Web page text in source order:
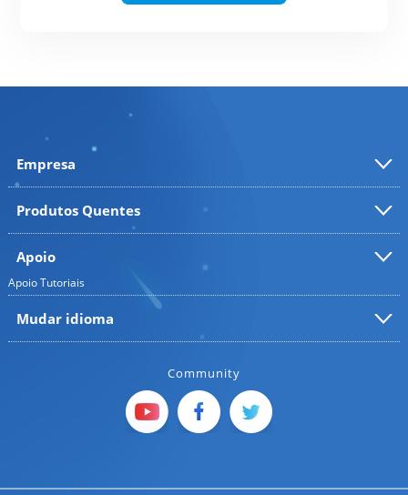
Empresa
Produtos Quentes
Apoio
ApoioTutoriais
Mudar idioma
Community